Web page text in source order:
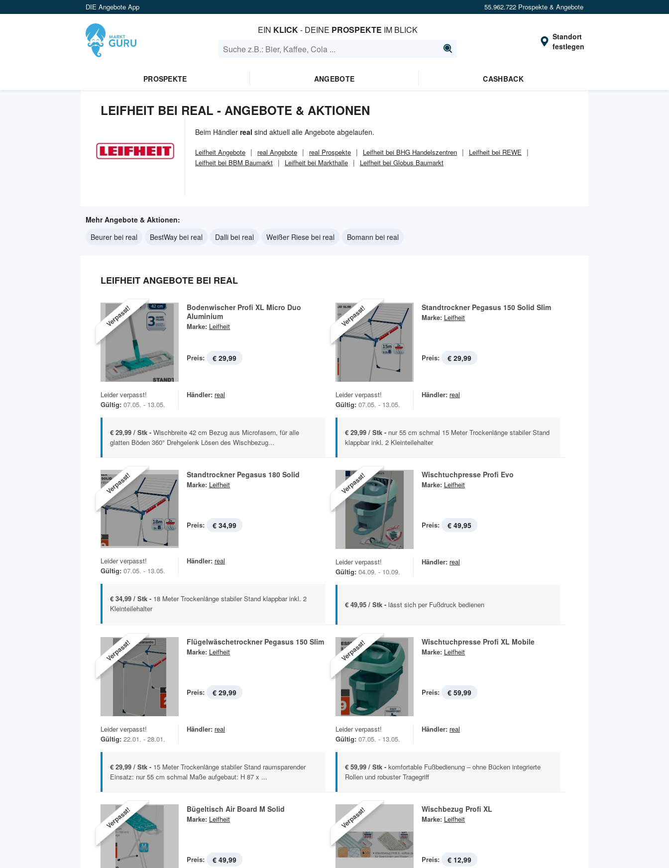
DIE Angebote App 55.962.722 Prospekte & Angebote
EIN KLICK- DEINE PROSPEKTE IM BLICK
Standort
festlegen
PROSPEKTE ANGEBOTE CASHBACK
LEIFHEIT BEI REAL - ANGEBOTE & AKTIONEN
Beim Händler real sind aktuell alle Angebote abgelaufen.
Leifheit Angebote real Angebote real Prospekte Leifheit bei BHG Handelszentren
Leifheit bei REWE
Leifheit bei BBM Baumarkt
Leifheit bei Markthalle Leifheit bei Globus Baumarkt
Mehr Angebote & Aktionen:
Beurer bei real
BestWay bei real Dalli bei real Weißer Riese bei real Bomann bei real
LEIFHEIT ANGEBOTE BEI REAL
Verpasst!
Bodenwischer Profi XL Micro Duo
Aluminium
Marke: Leifheit
Preis: € 29,99
Leider verpasst!
Gültig: 07.05. - 13.05.
Händler: real
€ 29,99 / Stk - Wischbreite 42 cm Bezug aus Microfasern, für alle
glatten Böden 360° Drehgelenk Lösen des Wischbezug...
Verpasst! Standtrockner Pegasus 150 Solid Slim
Marke: Leifheit
Preis: € 29,99
Leider verpasst!
Gültig: 07.05. - 13.05.
Händler: real
€ 29,99 / Stk - nur 55 cm schmal 15 Meter Trockenlänge stabiler Stand
klappbar inkl. 2 Kleinteilehalter
Verpasst! Standtrockner Pegasus 180 Solid
Marke: Leifheit
Preis: € 34,99
Leider verpasst!
Gültig: 07.05. - 13.05.
Händler: real
€ 34,99 / Stk - 18 Meter Trockenlänge stabiler Stand klappbar inkl. 2
Kleinteilehalter
Verpasst! Wischtuchpresse Profi Evo
Marke: Leifheit
Preis: € 49,95
Leider verpasst!
Gültig: 04.09. - 10.09.
Händler: real
€ 49,95 / Stk - lässt sich per Fußdruck bedienen
Verpasst! Flügelwäschetrockner Pegasus 150 Slim
Marke: Leifheit
Preis: € 29,99
Leider verpasst!
Gültig: 22.01. - 28.01.
Händler: real
€ 29,99 / Stk - 15 Meter Trockenlänge stabiler Stand raumsparender
Einsatz: nur 55 cm schmal Maße aufgebaut: H 87 x ...
Verpasst! Wischtuchpresse Profi XL Mobile
Marke: Leifheit
Preis: € 59,99
Leider verpasst!
Gültig: 07.05. - 13.05.
Händler: real
€ 59,99 / Stk - komfortable Fußbedienung – ohne Bücken integrierte
Rollen und robuster Tragegriff
Verpasst! Bügeltisch Air Board M Solid
Marke: Leifheit
Preis: € 49,99
Verpasst! Wischbezug Profi XL
Marke: Leifheit
Preis: € 12,99